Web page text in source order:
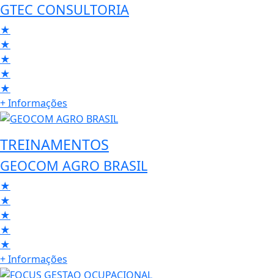
GTEC CONSULTORIA
★
★
★
★
★
+ Informações
TREINAMENTOS
GEOCOM AGRO BRASIL
★
★
★
★
★
+ Informações